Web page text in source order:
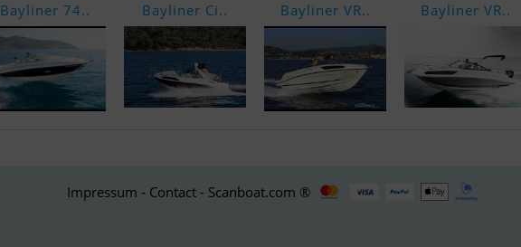
Bayliner 74.. Bayliner Ci.. Bayliner VR.. Bayliner VR..
Impressum - Contact - Scanboat.com ®